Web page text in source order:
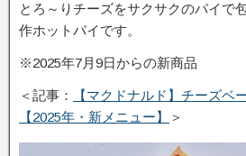
とろ～りチーズをサクサクのパイで
作ホットパイです。
※2025年7月9日からの新商品
＜記事：
【マクドナルド】チーズベ
【2025年・新メニュー】
＞